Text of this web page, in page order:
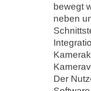
bewegt
neben
Der